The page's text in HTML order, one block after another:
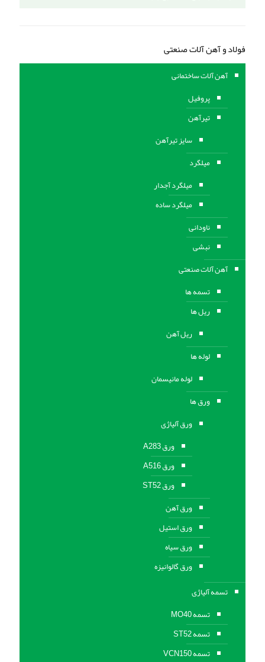
فولاد و آهن آلات صنعتی
آهن آلات ساختمانی
پروفیل
تیرآهن
سایز تیرآهن
میلگرد
میلگرد آجدار
میلگرد ساده
ناودانی
نبشی
آهن آلات صنعتی
تسمه ها
ریل ها
ریل آهن
لوله ها
لوله مانیسمان
ورق ها
ورق آلیاژی
ورق A283
ورق A516
ورق ST52
ورق آهن
ورق استیل
ورق سیاه
ورق گالوانیزه
تسمه آلیاژی
تسمه MO40
تسمه ST52
تسمه VCN150